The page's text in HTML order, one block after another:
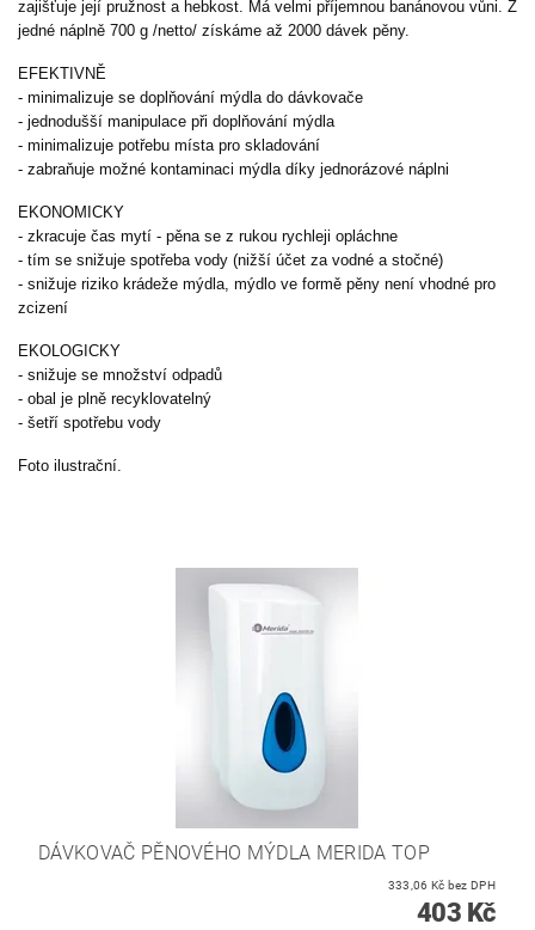
zajišťuje její pružnost a hebkost. Má velmi příjemnou banánovou vůni. Z
jedné náplně 700 g /netto/ získáme až 2000 dávek pěny.
EFEKTIVNĚ
- minimalizuje se doplňování mýdla do dávkovače
- jednodušší manipulace při doplňování mýdla
- minimalizuje potřebu místa pro skladování
- zabraňuje možné kontaminaci mýdla díky jednorázové náplni
EKONOMICKY
- zkracuje čas mytí - pěna se z rukou rychleji opláchne
- tím se snižuje spotřeba vody (nižší účet za vodné a stočné)
- snižuje riziko krádeže mýdla, mýdlo ve formě pěny není vhodné pro
zcizení
EKOLOGICKY
- snižuje se množství odpadů
- obal je plně recyklovatelný
- šetří spotřebu vody
Foto ilustrační.
DÁVKOVAČ PĚNOVÉHO MÝDLA MERIDA TOP
333,06 Kč bez DPH
403 Kč